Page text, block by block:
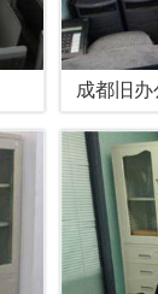
成都旧